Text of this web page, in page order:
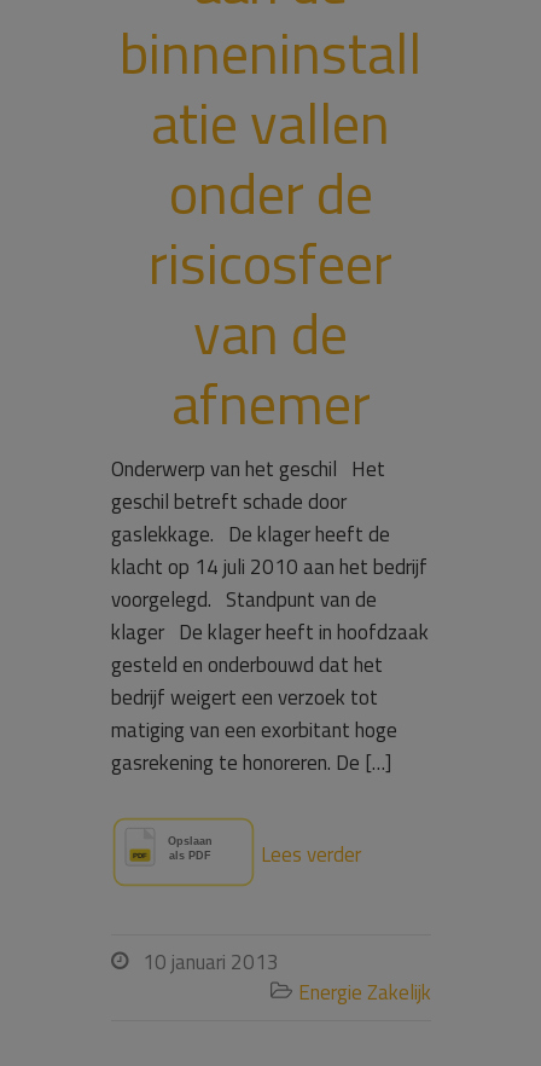
binneninstall
atie vallen
onder de
risicosfeer
van de
afnemer
Onderwerp van het geschil Het
geschil betreft schade door
gaslekkage. De klager heeft de
klacht op 14 juli 2010 aan het bedrijf
voorgelegd. Standpunt van de
klager De klager heeft in hoofdzaak
gesteld en onderbouwd dat het
bedrijf weigert een verzoek tot
matiging van een exorbitant hoge
gasrekening te honoreren. De […]
Lees verder
 10 januari 2013
 Energie Zakelijk